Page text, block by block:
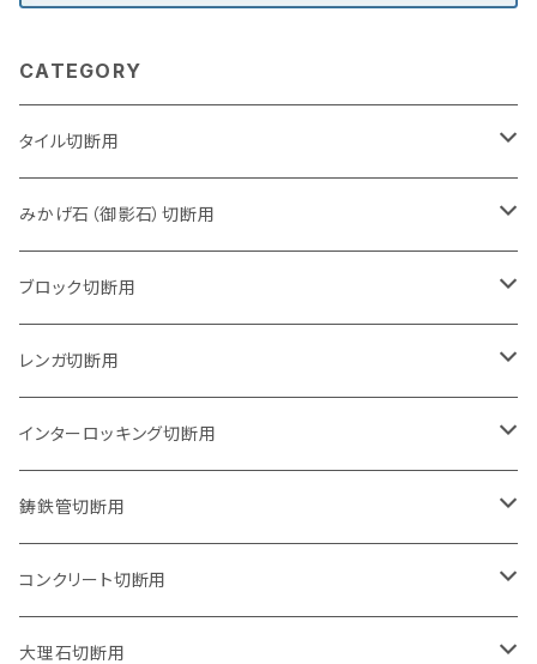
CATEGORY
タイル切断用
105mm（4インチ）
125mm（5インチ）
グラインダー取付用
石井超硬電動切断機 取付用
みかげ石（御影石）切断用
105mm（4インチ）
セグメントタイプ
セグメントタイプ（ビス穴付き
125mm（5インチ）
セグメントタイプ
セグメントタイプ（ビス穴付き
150mm（6インチ）
セグメントタイプ
180mm（7インチ）
セグメントタイプ
205mm（8インチ）
セグメントタイプ
230mm（9インチ）
ブロック切断用
105mm（4インチ）
セグメントタイプ
ウェーブタイプ
125mm（5インチ）
セグメントタイプ
ウェーブタイプ
150mm（6インチ）
セグメントタイプ
ウェーブタイプ
180mm（7インチ）
セグメントタイプ
205mm（8インチ）
レンガ切断用
105mm（4インチ）
セグメントタイプ
ウェーブタイプ
125mm（5インチ）
セグメントタイプ
ウェーブタイプ
150mm（6インチ）
セグメントタイプ
180mm（7インチ）
インターロッキング切断用
105mm（4インチ）
セグメントタイプ
セグメントタイプ（ビス穴付き
125mm（5インチ）
セグメントタイプ
150mm（6インチ）
鋳鉄管切断用
105mm（4インチ）
セグメントタイプ
125mm（5インチ）
コンクリート切断用
105mm（4インチ）
大理石切断用